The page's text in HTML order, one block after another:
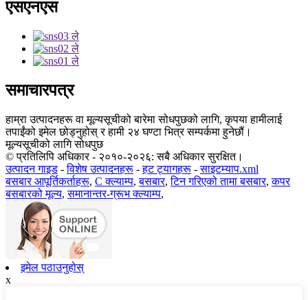
एसएनएस
समाचारपत्र
हाम्रा उत्पादनहरू वा मूल्यसूचीको बारेमा सोधपुछको लागि, कृपया हामीलाई
तपाईंको इमेल छोड्नुहोस् र हामी २४ घण्टा भित्र सम्पर्कमा हुनेछौं।
मूल्यसूचीको लागि सोधपुछ
© प्रतिलिपि अधिकार - २०१०-२०२६: सबै अधिकार सुरक्षित।
उत्पादन गाइड -विशेष उत्पादनहरू -हट ट्यागहरू -साइटम्याप.xml
बसबार आपूर्तिकर्ताहरू, C क्ल्याम्प,बसबार,टिन गरिएको तामा बसबार,कपर
बसबारको मूल्य,समानान्तर-ग्रूभ क्ल्याम्प,
इमेल पठाउनुहोस्
x